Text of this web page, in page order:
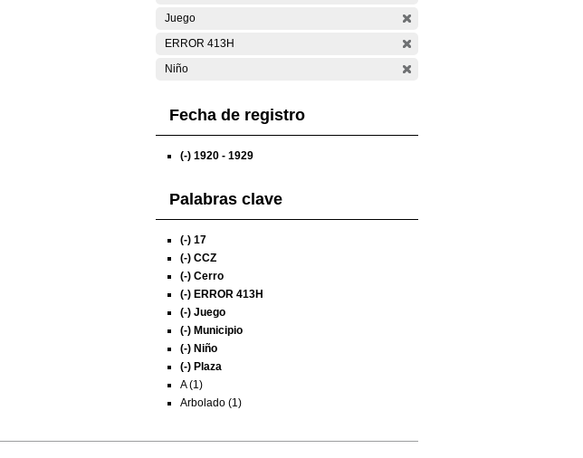
Juego
ERROR 413H
Niño
Fecha de registro
(-) 1920 - 1929
Palabras clave
(-) 17
(-) CCZ
(-) Cerro
(-) ERROR 413H
(-) Juego
(-) Municipio
(-) Niño
(-) Plaza
A (1)
Arbolado (1)